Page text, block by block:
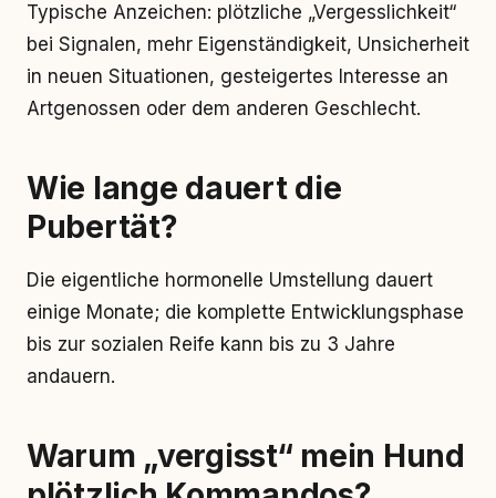
Typische Anzeichen: plötzliche „Vergesslichkeit“
bei Signalen, mehr Eigenständigkeit, Unsicherheit
in neuen Situationen, gesteigertes Interesse an
Artgenossen oder dem anderen Geschlecht.
Wie lange dauert die
Pubertät?
Die eigentliche hormonelle Umstellung dauert
einige Monate; die komplette Entwicklungsphase
bis zur sozialen Reife kann bis zu 3 Jahre
andauern.
Warum „vergisst“ mein Hund